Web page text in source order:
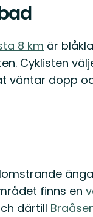
8 km är
Cyklisten
väntar dopp
finns en
därtill